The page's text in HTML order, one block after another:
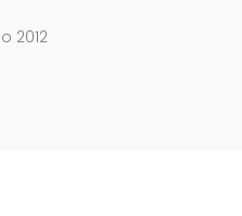
2012